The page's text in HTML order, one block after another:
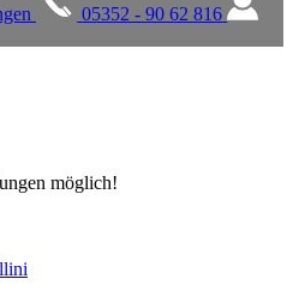
05352 - 90 62 816
möglich!